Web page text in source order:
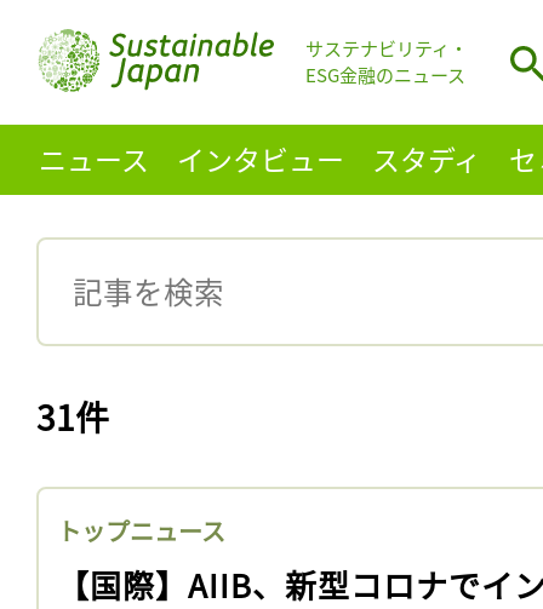
サステナビリティ・
ESG金融のニュース
ニュース インタビュー スタディ
31件
トップニュース
【国際】AIIB、新型コロナでイ